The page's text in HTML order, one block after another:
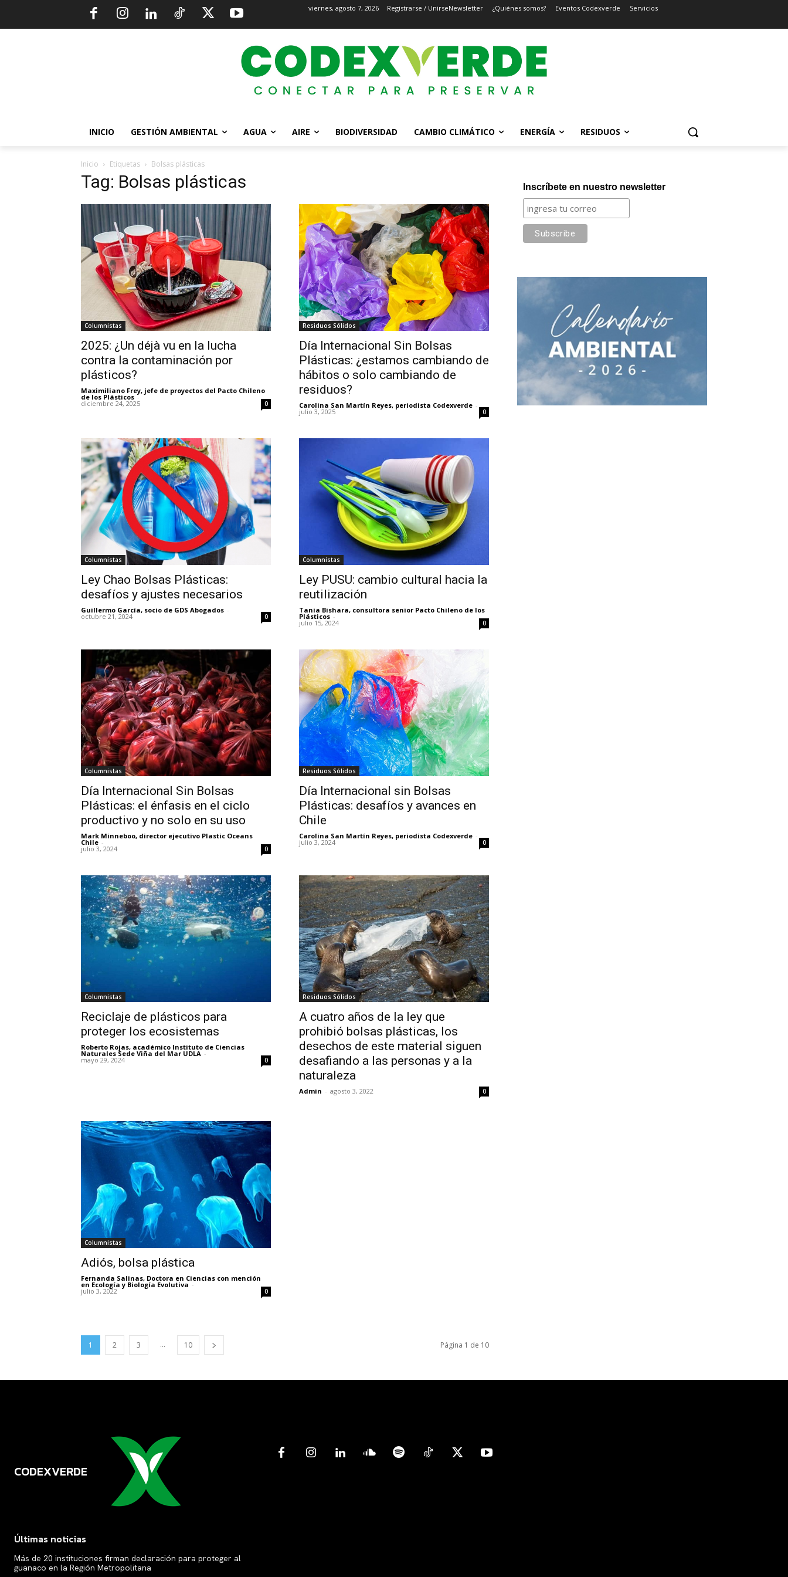
viernes, agosto 7, 2026 Registrarse / UnirseNewsletter ¿Quiénes somos? Eventos Codexverde Servicios
INICIO GESTIÓN AMBIENTAL AGUA AIRE BIODIVERSIDAD CAMBIO CLIMÁTICO ENERGÍA RESIDUOS
Inicio Etiquetas Bolsas plásticas
Tag: Bolsas plásticas
Columnistas
2025: ¿Un déjà vu en la lucha
contra la contaminación por
plásticos?
Maximiliano Frey, jefe de proyectos del Pacto Chileno
de los Plásticos -
diciembre 24, 2025 0
Residuos Sólidos
Día Internacional Sin Bolsas
Plásticas: ¿estamos cambiando de
hábitos o solo cambiando de
residuos?
Carolina San Martín Reyes, periodista Codexverde -
julio 3, 2025 0
Columnistas
Ley Chao Bolsas Plásticas:
desafíos y ajustes necesarios
Guillermo García, socio de GDS Abogados -
octubre 21, 2024 0
Columnistas
Ley PUSU: cambio cultural hacia la
reutilización
Tania Bishara, consultora senior Pacto Chileno de los
Plásticos -
julio 15, 2024 0
Columnistas
Día Internacional Sin Bolsas
Plásticas: el énfasis en el ciclo
productivo y no solo en su uso
Mark Minneboo, director ejecutivo Plastic Oceans
Chile -
julio 3, 2024 0
Residuos Sólidos
Día Internacional sin Bolsas
Plásticas: desafíos y avances en
Chile
Carolina San Martín Reyes, periodista Codexverde -
julio 3, 2024 0
Columnistas
Reciclaje de plásticos para
proteger los ecosistemas
Roberto Rojas, académico Instituto de Ciencias
Naturales Sede Viña del Mar UDLA -
mayo 29, 2024 0
Residuos Sólidos
A cuatro años de la ley que
prohibió bolsas plásticas, los
desechos de este material siguen
desafiando a las personas y a la
naturaleza
Admin - agosto 3, 2022 0
Columnistas
Adiós, bolsa plástica
Fernanda Salinas, Doctora en Ciencias con mención
en Ecología y Biología Evolutiva -
julio 3, 2022 0
1 2 3 ... 10 Página 1 de 10
Inscríbete en nuestro newsletter
CODEXVERDE
Últimas noticias
Más de 20 instituciones firman declaración para proteger al
guanaco en la Región Metropolitana